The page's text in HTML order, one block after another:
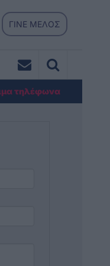
ΓΙΝΕ ΜΕΛΟΣ
τηλέφωνα